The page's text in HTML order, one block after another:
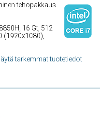
tehopakkaus
16 Gt, 512
(1920x1080),
tarkemmat tuotetiedot